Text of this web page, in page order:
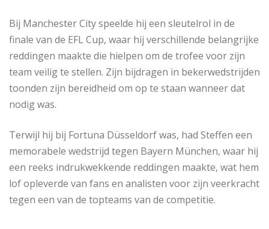
Bij Manchester City speelde hij een sleutelrol in de
finale van de EFL Cup, waar hij verschillende belangrijke
reddingen maakte die hielpen om de trofee voor zijn
team veilig te stellen. Zijn bijdragen in bekerwedstrijden
toonden zijn bereidheid om op te staan wanneer dat
nodig was.
Terwijl hij bij Fortuna Düsseldorf was, had Steffen een
memorabele wedstrijd tegen Bayern München, waar hij
een reeks indrukwekkende reddingen maakte, wat hem
lof opleverde van fans en analisten voor zijn veerkracht
tegen een van de topteams van de competitie.